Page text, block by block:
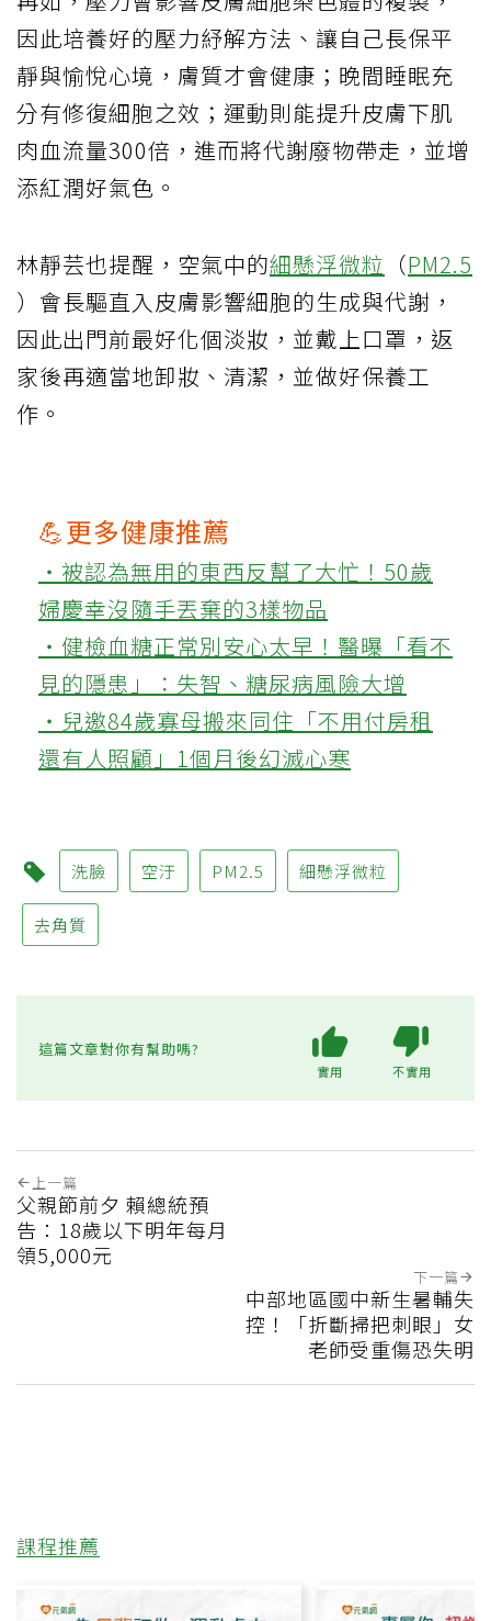
因此培養好的壓力紓解方法、讓自己長保平
靜與愉悅心境，膚質才會健康；晚間睡眠充
分有修復細胞之效；運動則能提升皮膚下肌
肉血流量300倍，進而將代謝廢物帶走，並增
添紅潤好氣色。
林靜芸也提醒，空氣中的細懸浮微粒 （PM2.5
）會長驅直入皮膚影響細胞的生成與代謝，
因此出門前最好化個淡妝，並戴上口罩，返
家後再適當地卸妝、清潔，並做好保養工
作。
💪更多健康推薦
‧被認為無用的東西反幫了大忙！50歲
婦慶幸沒隨手丟棄的3樣物品
‧健檢血糖正常別安心太早！醫曝「看不
見的隱患」：失智、糖尿病風險大增
‧兒邀84歲寡母搬來同住「不用付房租
還有人照顧」1個月後幻滅心寒
洗臉 空汙 PM2.5 細懸浮微粒
去角質
這篇文章對你有幫助嗎?
實用 不實用
上一篇
父親節前夕 賴總統預
告：18歲以下明年每月
領5,000元
下一篇
中部地區國中新生暑輔失
控！「折斷掃把刺眼」女
老師受重傷恐失明
課程推薦